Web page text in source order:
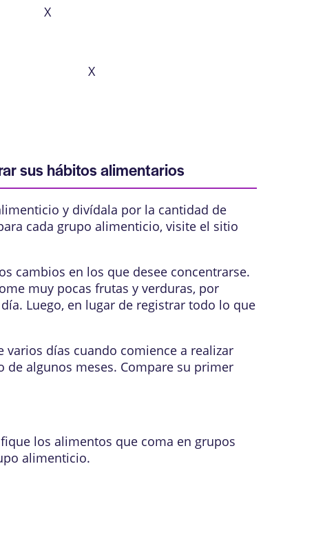
X
X
sus hábitos alimentarios
y divídala por la cantidad de
cada grupo alimenticio, visite el sitio
cambios en los que desee concentrarse.
muy pocas frutas y verduras, por
Luego, en lugar de registrar todo lo que
días cuando comience a realizar
de algunos meses. Compare su primer
los alimentos que coma en grupos
alimenticio.